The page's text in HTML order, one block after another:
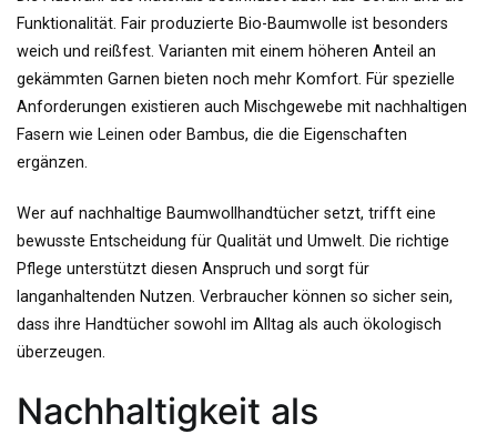
Funktionalität. Fair produzierte Bio-Baumwolle ist besonders
weich und reißfest. Varianten mit einem höheren Anteil an
gekämmten Garnen bieten noch mehr Komfort. Für spezielle
Anforderungen existieren auch Mischgewebe mit nachhaltigen
Fasern wie Leinen oder Bambus, die die Eigenschaften
ergänzen.
Wer auf nachhaltige Baumwollhandtücher setzt, trifft eine
bewusste Entscheidung für Qualität und Umwelt. Die richtige
Pflege unterstützt diesen Anspruch und sorgt für
langanhaltenden Nutzen. Verbraucher können so sicher sein,
dass ihre Handtücher sowohl im Alltag als auch ökologisch
überzeugen.
Nachhaltigkeit als